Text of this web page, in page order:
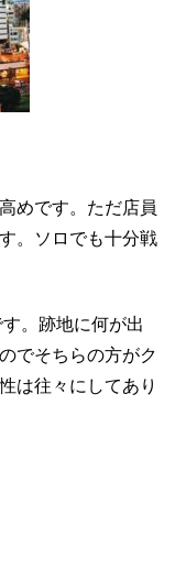
めです。ただ店員
。ソロでも十分戦
。跡地に何が出
でそちらの方がク
は往々にしてあり